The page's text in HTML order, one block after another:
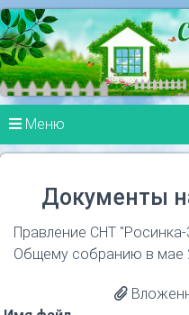
Меню
Документы
Правление СНТ
Общему собранию в мае